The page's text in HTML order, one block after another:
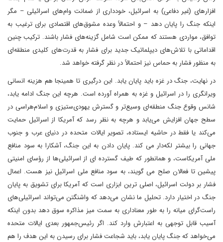
افزارهای (غیر دفاعی) به اسرائیل، خودداری از ضمانت وام‌های اسرائیلی – مگر
اینکه جنگ را پایان دهد – و احتمالاً وعده مشوق‌های اقتصادی برای ترغیب به
توافق، مواردی هستند که ممکن است شامل گزینه‌های فشار باشند. ترکیب چنین
اقداماتی با تلاش‌های دیپلماتیک جدید برای فشار به قدرت‌های کلیدی منطقه‌ای
به منظور فشار به حماس نیز احتمالاً در نظر گرفته خواهد شد.
در نهایت، جنگ در غزه باید پایان یابد. این درگیری تا همینجا هم هزینه انسانی
ویرانگری را در اسرائیل و غزه به همراه آورده است. هرچه این جنگ ادامه یابد،
شانس وقوع جنگ منطقه‌ای وسیع‌تر و گسترش یهودی‌ستیزی و اسلام‌هراسی در
سطح جهان افزایش می‌یابد و هرچه به نظر رسد که آمریکا از اسرائیل حمایت
می‌کند یا فقط در حاشیه ایستاده، تصویر ایالات متحده در دنیای عرب و جنوب
جهانی را بیشتر لکه‌دار می کند. پایان دادن به این جنگ، آشکارا به سود منافع
ملی آمریکاست، و همانطور که طیف گسترده ای از اسرائیلی‌ها از رؤسای امنیتی
پیشین تا فعالان صلح می گویند، به سود منافع ملی اسرائیل نیز هست. اعمال
فشار بر دولت اسرائیل، اصلی‌ ترین ابزاری است که آمریکا برای تشویق به پایان
جنگ در اختیار دارد. تحلیل ما نشان می‌دهد که واشنگتن می‌تواند اسرائیلی‌های
راست‌گرای میانه را به طور معناداری به سمت میز مذاکره سوق دهد بدون اینکه
آسیب قابل توجهی به اعتبارش وارد کند. اگر رئیس‌جمهور بعدی ایالات متحده
می‌خواهد که جنگ پایان یابد، باید شجاعت فشار برای رسیدن به این هدف را هم